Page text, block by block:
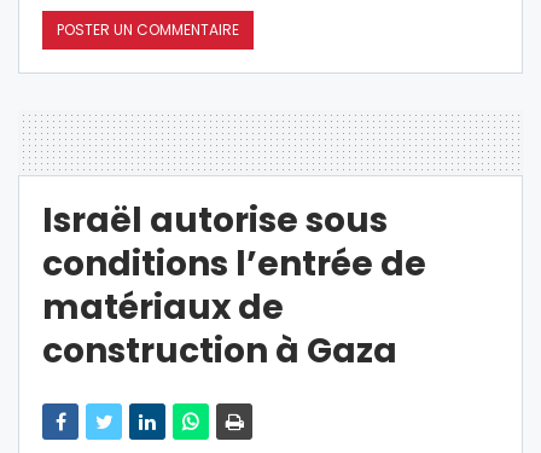
Israël autorise sous
conditions l’entrée de
matériaux de
construction à Gaza